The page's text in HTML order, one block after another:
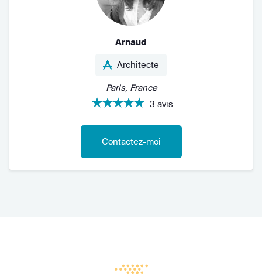
Arnaud
Architecte
Paris, France
3 avis
Contactez-moi